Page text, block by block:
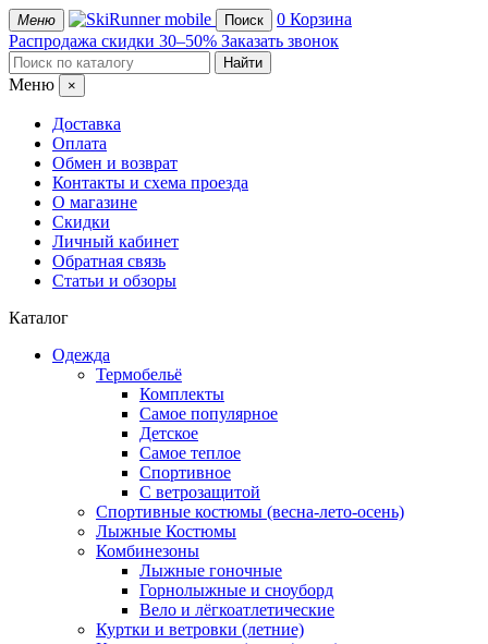
Меню mobile Поиск 0 Корзина
Распродажа скидки 30–50% Заказать звонок
Меню ×
Доставка
Оплата
Обмен и возврат
Контакты и схема проезда
О магазине
Скидки
Личный кабинет
Обратная связь
Статьи и обзоры
Каталог
Одежда
Термобельё
Комплекты
Самое популярное
Детское
Самое теплое
Спортивное
С ветрозащитой
Спортивные костюмы (весна-лето-осень)
Лыжные Костюмы
Комбинезоны
Лыжные гоночные
Горнолыжные и сноуборд
Вело и лёгкоатлетические
Куртки и ветровки (летние)